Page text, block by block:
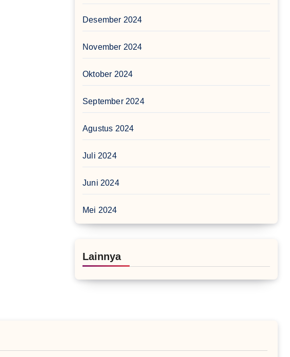
Desember 2024
November 2024
Oktober 2024
September 2024
Agustus 2024
Juli 2024
Juni 2024
Mei 2024
Lainnya